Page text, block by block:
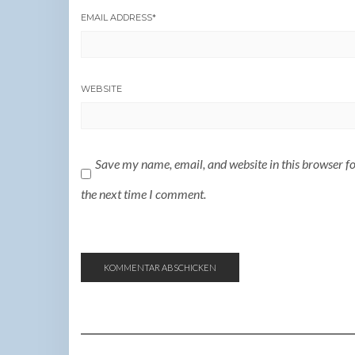
EMAIL ADDRESS*
WEBSITE
Save my name, email, and website in this browser
the next time I comment.